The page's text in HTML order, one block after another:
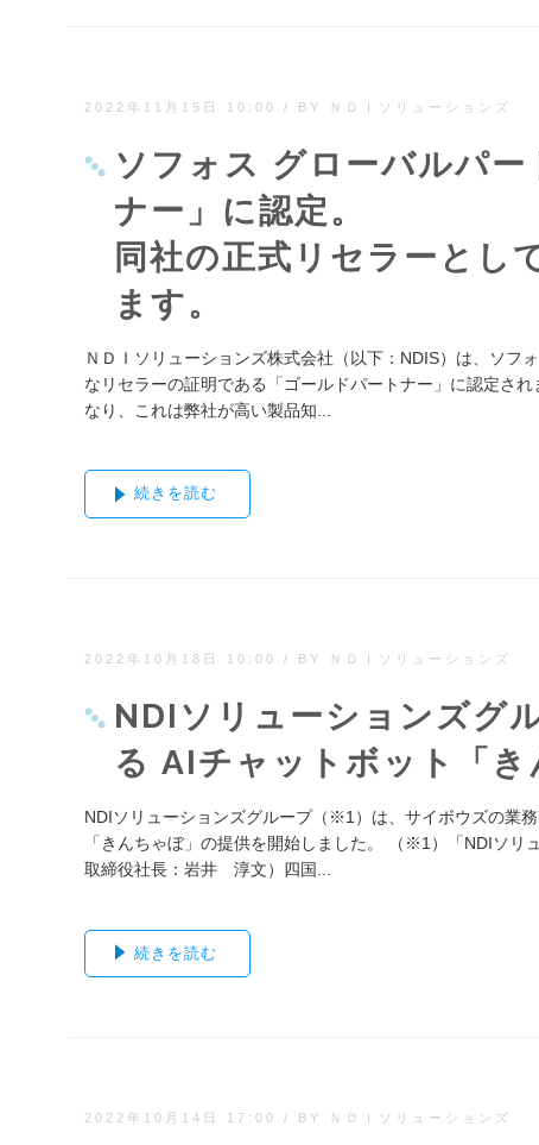
2022年11月15日 10:00 / BY ＮＤＩソリューションズ
ソフォス グローバルパ
ナー」に認定。
同社の正式リセラーとし
ます。
ＮＤＩソリューションズ株式会社（以下：NDIS）は、ソフ
なリセラーの証明である「ゴールドパートナー」に認定さ
なり、これは弊社が高い製品知...
続きを読む
2022年10月18日 10:00 / BY ＮＤＩソリューションズ
NDIソリューションズグ
る AIチャットボット「
NDIソリューションズグループ（※1）は、サイボウズの業
「きんちゃぼ」の提供を開始しました。 （※1）「NDIソ
取締役社長：岩井 淳文）四国...
続きを読む
2022年10月14日 17:00 / BY ＮＤＩソリューションズ